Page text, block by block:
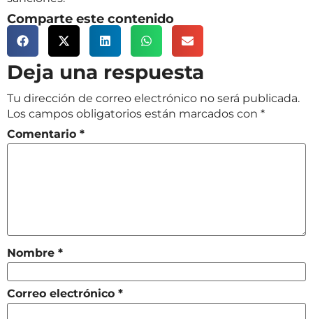
Comparte este contenido
Deja una respuesta
Tu dirección de correo electrónico no será publicada.
Los campos obligatorios están marcados con *
Comentario *
Nombre *
Correo electrónico *